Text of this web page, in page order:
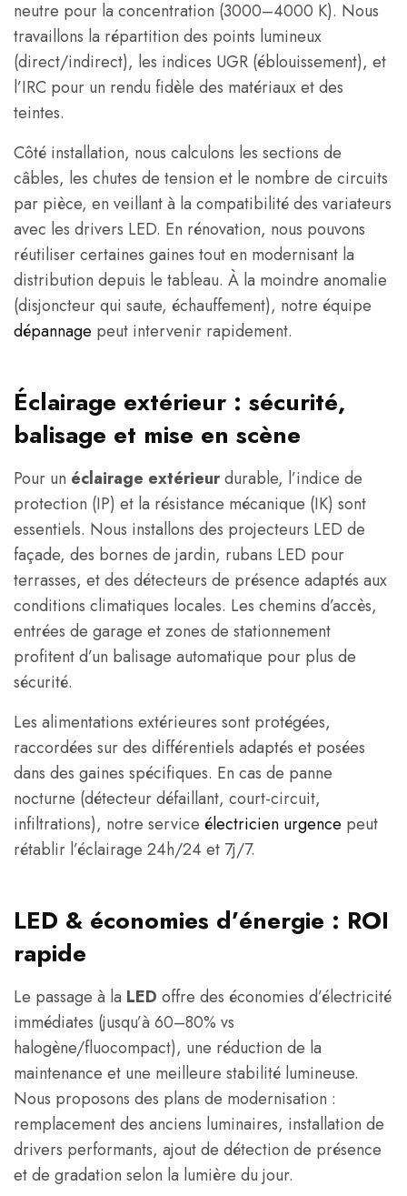
neutre pour la concentration (3000–4000 K). Nous
travaillons la répartition des points lumineux
(direct/indirect), les indices UGR (éblouissement), et
l’IRC pour un rendu fidèle des matériaux et des
teintes.
Côté installation, nous calculons les sections de
câbles, les chutes de tension et le nombre de circuits
par pièce, en veillant à la compatibilité des variateurs
avec les drivers LED. En rénovation, nous pouvons
réutiliser certaines gaines tout en modernisant la
distribution depuis le tableau. À la moindre anomalie
(disjoncteur qui saute, échauffement), notre équipe
dépannage peut intervenir rapidement.
Éclairage extérieur : sécurité,
balisage et mise en scène
Pour un éclairage extérieurdurable, l’indice de
protection (IP) et la résistance mécanique (IK) sont
essentiels. Nous installons des projecteurs LED de
façade, des bornes de jardin, rubans LED pour
terrasses, et des détecteurs de présence adaptés aux
conditions climatiques locales. Les chemins d’accès,
entrées de garage et zones de stationnement
profitent d’un balisage automatique pour plus de
sécurité.
Les alimentations extérieures sont protégées,
raccordées sur des différentiels adaptés et posées
dans des gaines spécifiques. En cas de panne
nocturne (détecteur défaillant, court-circuit,
infiltrations), notre service électricien urgence peut
rétablir l’éclairage 24h/24 et 7j/7.
LED & économies d’énergie : ROI
rapide
Le passage à la LED offre des économies d’électricité
immédiates (jusqu’à 60–80% vs
halogène/fluocompact), une réduction de la
maintenance et une meilleure stabilité lumineuse.
Nous proposons des plans de modernisation :
remplacement des anciens luminaires, installation de
drivers performants, ajout de détection de présence
et de gradation selon la lumière du jour.